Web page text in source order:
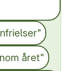
året"